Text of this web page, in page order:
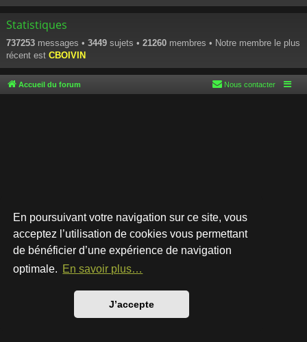
En poursuivant votre navigation sur ce site, vous
acceptez l’utilisation de cookies vous permettant
de bénéficier d’une expérience de navigation
optimale. En savoir plus…
J’accepte
Statistiques
737253 messages • 3449 sujets • 21260 membres • Notre membre le plus
récent est CBOIVIN
Accueil du forum Nous contacter
Développé parphpBB® Forum Software © phpBB Limited
Style par
Traduction française officielle